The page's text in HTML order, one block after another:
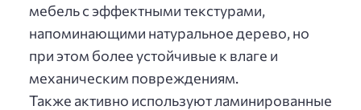
мебель с эффектными текстурами,
напоминающими натуральное дерево, но
при этом более устойчивые к влаге и
механическим повреждениям.
Также активно используют ламинированные